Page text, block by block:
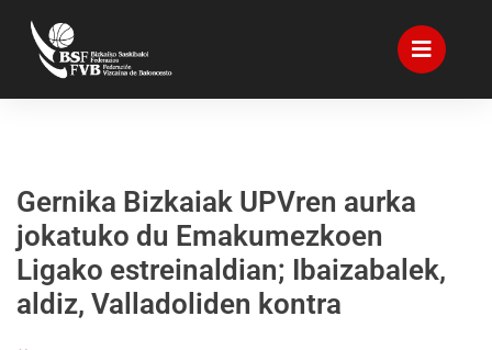
Gernika Bizkaiak UPVren aurka
jokatuko du Emakumezkoen
Ligako estreinaldian; Ibaizabalek,
aldiz, Valladoliden kontra